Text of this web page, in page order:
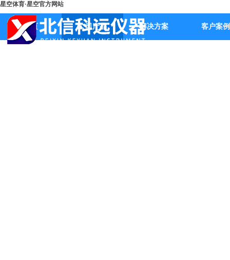
星空体育·星空官方网站
首页 公司产品 解决方案 客户案例